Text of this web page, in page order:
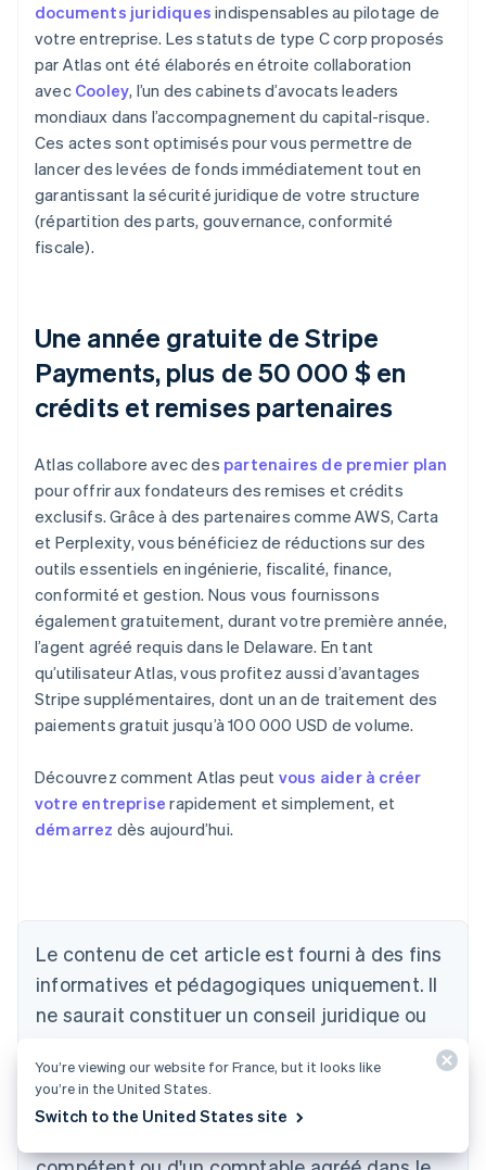
documents juridiques indispensables au pilotage de
votre entreprise. Les statuts de type C corp proposés
par Atlas ont été élaborés en étroite collaboration
avec Cooley, l’un des cabinets d’avocats leaders
mondiaux dans l’accompagnement du capital-risque.
Ces actes sont optimisés pour vous permettre de
lancer des levées de fonds immédiatement tout en
garantissant la sécurité juridique de votre structure
(répartition des parts, gouvernance, conformité
fiscale).
Une année gratuite de Stripe
Payments, plus de 50 000 $ en
crédits et remises partenaires
Atlas collabore avec des partenaires de premier plan
pour offrir aux fondateurs des remises et crédits
exclusifs. Grâce à des partenaires comme AWS, Carta
et Perplexity, vous bénéficiez de réductions sur des
outils essentiels en ingénierie, fiscalité, finance,
conformité et gestion. Nous vous fournissons
également gratuitement, durant votre première année,
l’agent agréé requis dans le Delaware. En tant
qu’utilisateur Atlas, vous profitez aussi d’avantages
Stripe supplémentaires, dont un an de traitement des
paiements gratuit jusqu’à 100 000 USD de volume.
Découvrez comment Atlas peut vous aider à créer
votre entreprise rapidement et simplement, et
démarrez dès aujourd’hui.
Le contenu de cet article est fourni à des fins
informatives et pédagogiques uniquement. Il
ne saurait constituer un conseil juridique ou
l'exhaustivité, la pertinence, ni l'actualité des
informations contenues dans cet article. Nous
Australie
Autriche
DeutschEnglish
Belgique
Nederlands FrançaisDeutsch English
PortuguêsEnglish
Bulgarie
English
EnglishFrançais
You’re viewing our website for France, but it looks like
you’re in the United States.
Switch to the United States site